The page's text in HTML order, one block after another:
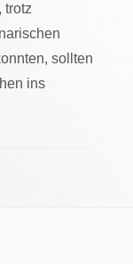
trotz
sollten
ins